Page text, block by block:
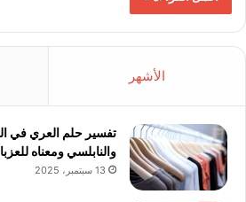
الأشهر
تفسير حلم العري في
والنابلسي ومعناه
13 سبتمبر، 2025